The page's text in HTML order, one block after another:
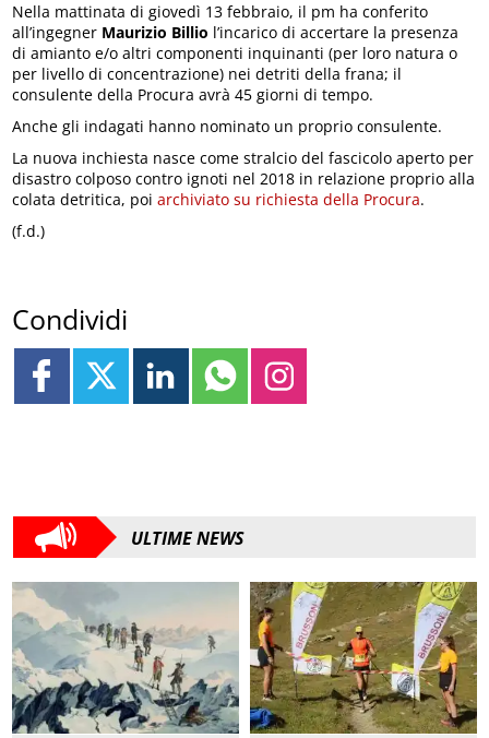
Nella mattinata di giovedì 13 febbraio, il pm ha conferito
all’ingegner Maurizio Billio l’incarico di accertare la presenza
di amianto e/o altri componenti inquinanti (per loro natura o
per livello di concentrazione) nei detriti della frana; il
consulente della Procura avrà 45 giorni di tempo.
Anche gli indagati hanno nominato un proprio consulente.
La nuova inchiesta nasce come stralcio del fascicolo aperto per
disastro colposo contro ignoti nel 2018 in relazione proprio alla
colata detritica, poiarchiviato su richiesta della Procura.
(f.d.)
Condividi
ULTIME NEWS